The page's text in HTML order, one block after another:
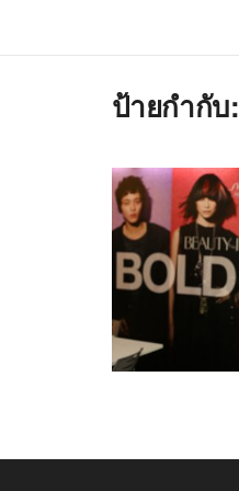
ป้ายกำกับ: